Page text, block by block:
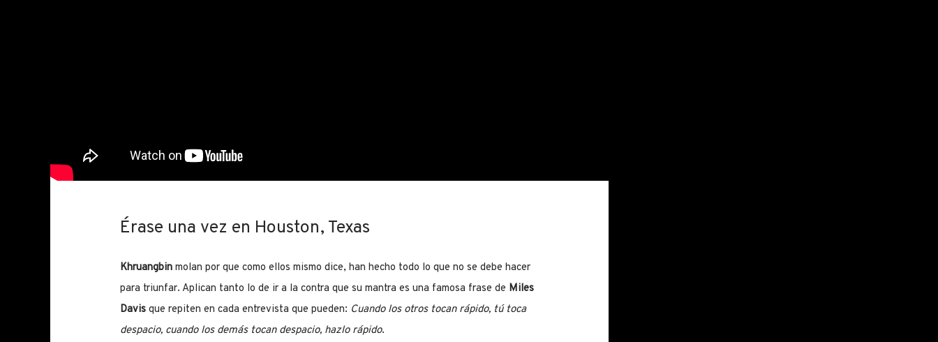
Érase una vez en Houston, Texas
Khruangbin molan por que como ellos mismo dice, han hecho todo lo que no se debe hacer
para triunfar. Aplican tanto lo de ir a la contra que su mantra es una famosa frase de Miles
Davis que repiten en cada entrevista que pueden: Cuando los otros tocan rápido, tú toca
despacio, cuando los demás tocan despacio, hazlo rápido.